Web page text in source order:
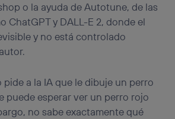
o la ayuda de Autotune, de las
ChatGPT y DALL-E 2, donde el
y no está controlado
a la IA que le dibuje un perro
puede esperar ver un perro rojo
no sabe exactamente qué